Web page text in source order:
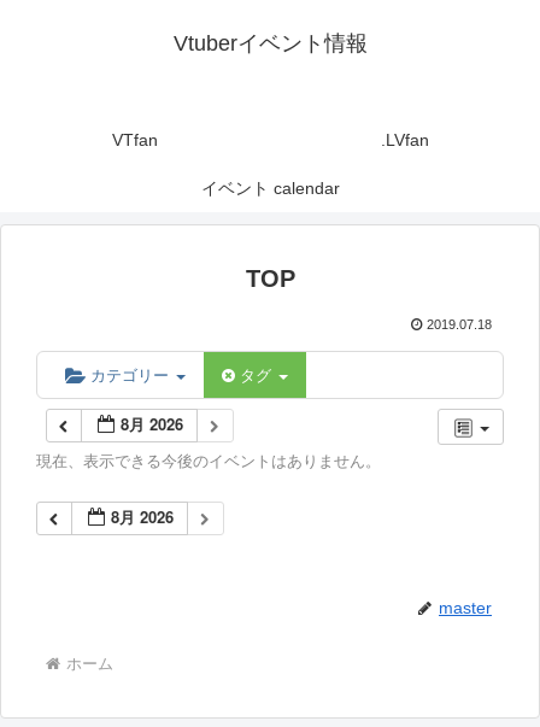
Vtuberイベント情報
VTfan .LVfan
イベント calendar
TOP
2019.07.18
カテゴリー タグ
8月 2026
現在、表示できる今後のイベントはありません。
8月 2026
master
ホーム